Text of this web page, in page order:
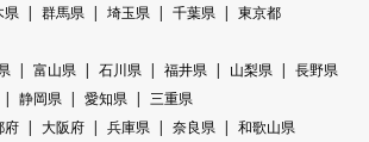
県 群馬県 埼玉県 千葉県
東京都
富山県 石川県 福井県 山梨県
長野県
静岡県 愛知県
三重県
府 大阪府 兵庫県 奈良県
和歌山県